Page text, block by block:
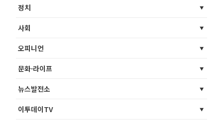
정치
사회
오피니언
문화·라이프
뉴스발전소
이투데이TV